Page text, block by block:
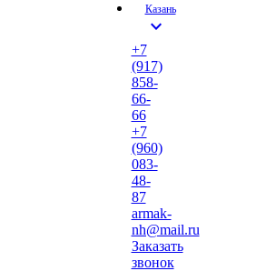
Казань
expand_more
+7
(917)
858-
66-
66
+7
(960)
083-
48-
87
armak-
nh@mail.ru
Заказать
звонок